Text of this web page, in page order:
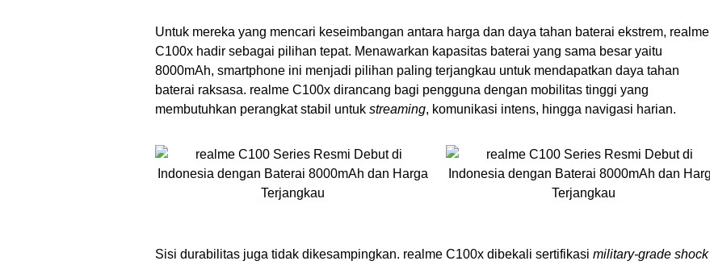
Untuk mereka yang mencari keseimbangan antara harga dan daya tahan baterai ekstrem, realme
C100x hadir sebagai pilihan tepat. Menawarkan kapasitas baterai yang sama besar yaitu
8000mAh, smartphone ini menjadi pilihan paling terjangkau untuk mendapatkan daya tahan
baterai raksasa. realme C100x dirancang bagi pengguna dengan mobilitas tinggi yang
membutuhkan perangkat stabil untuk streaming, komunikasi intens, hingga navigasi harian.
Sisi durabilitas juga tidak dikesampingkan. realme C100x dibekali sertifikasi military-grade shock